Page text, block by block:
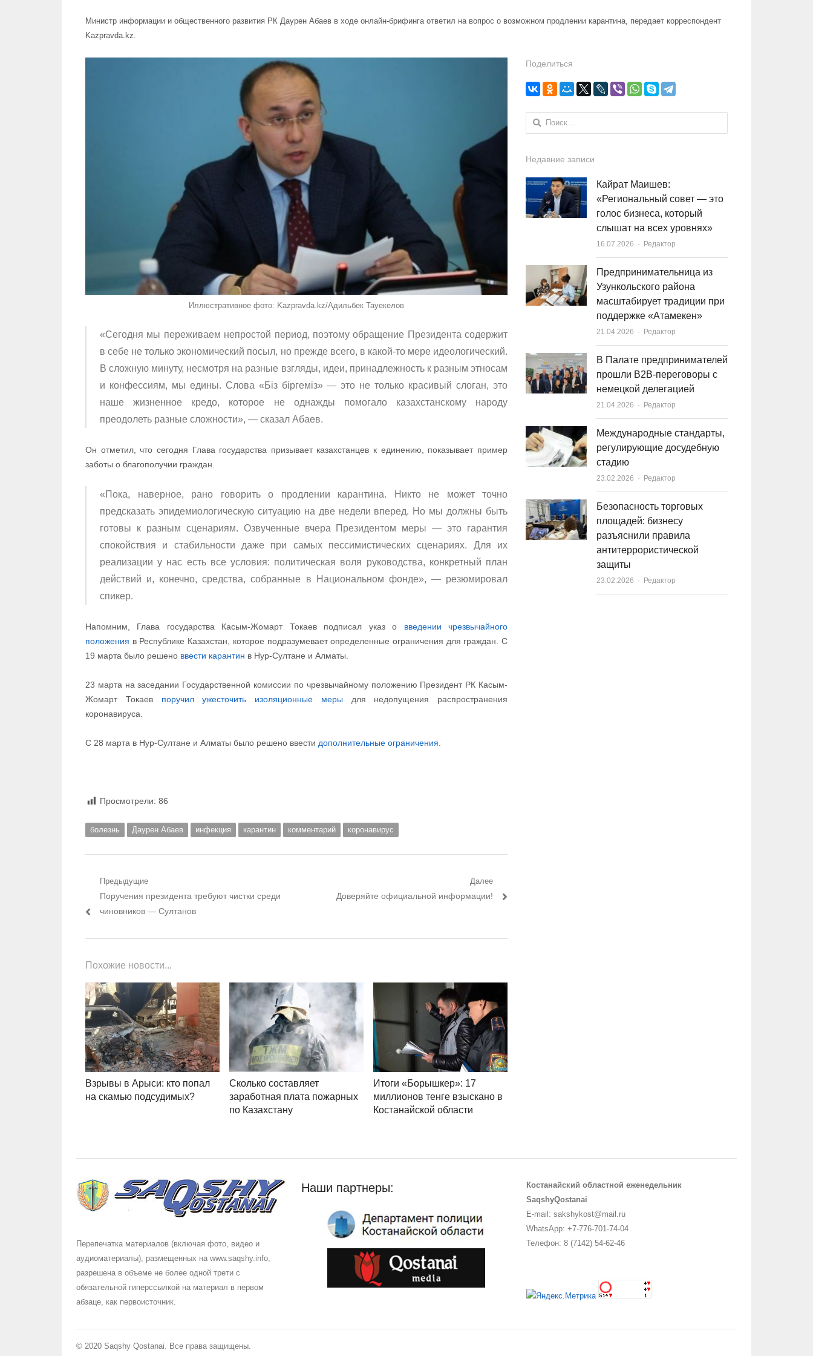
Министр информации и общественного развития РК Даурен Абаев в ходе онлайн-брифинга ответил на вопрос о возможном продлении карантина, передает корреспондент
Kazpravda.kz.
Иллюстративное фото: Kazpravda.kz/Адильбек Тауекелов
«Сегодня мы переживаем непростой период, поэтому обращение Президента содержит
в себе не только экономический посыл, но прежде всего, в какой-то мере идеологический.
В сложную минуту, несмотря на разные взгляды, идеи, принадлежность к разным этносам
и конфессиям, мы едины. Слова «Біз біргеміз» — это не только красивый слоган, это
наше жизненное кредо, которое не однажды помогало казахстанскому народу
преодолеть разные сложности», — сказал Абаев.
Он отметил, что сегодня Глава государства призывает казахстанцев к единению, показывает пример
заботы о благополучии граждан.
«Пока, наверное, рано говорить о продлении карантина. Никто не может точно
предсказать эпидемиологическую ситуацию на две недели вперед. Но мы должны быть
готовы к разным сценариям. Озвученные вчера Президентом меры — это гарантия
спокойствия и стабильности даже при самых пессимистических сценариях. Для их
реализации у нас есть все условия: политическая воля руководства, конкретный план
действий и, конечно, средства, собранные в Национальном фонде», — резюмировал
спикер.
Напомним, Глава государства Касым-Жомарт Токаев подписал указ о введении чрезвычайного
положения в Республике Казахстан, которое подразумевает определенные ограничения для граждан. С
19 марта было решено ввести карантин в Нур-Султане и Алматы.
23 марта на заседании Государственной комиссии по чрезвычайному положению Президент РК Касым-
Жомарт Токаев поручил ужесточить изоляционные меры для недопущения распространения
коронавируса.
С 28 марта в Нур-Султане и Алматы было решено ввести дополнительные ограничения.
Просмотрели: 86
болезнь Даурен Абаев инфекция карантин комментарий коронавирус
Навигация по записям
Предыдущие
Предыдущий пост:
Поручения президента требуют чистки среди
чиновников — Султанов
Далее
Следующий пост:
Доверяйте официальной информации!
Похожие новости...
Взрывы в Арыси: кто попал
на скамью подсудимых?
Сколько составляет
заработная плата пожарных
по Казахстану
Итоги «Борышкер»: 17
миллионов тенге взыскано в
Костанайской области
Поделиться
Найти:
Недавние записи
Кайрат Маишев:
«Региональный совет — это
голос бизнеса, который
слышат на всех уровнях»
16.07.2026 Author
Редактор
Предпринимательница из
Узункольского района
масштабирует традиции при
поддержке «Атамекен»
21.04.2026 Author
Редактор
В Палате предпринимателей
прошли B2B-переговоры с
немецкой делегацией
21.04.2026 Author
Редактор
Международные стандарты,
регулирующие досудебную
стадию
23.02.2026 Author
Редактор
Безопасность торговых
площадей: бизнесу
разъяснили правила
антитеррористической
защиты
23.02.2026 Author
Редактор
Перепечатка материалов (включая фото, видео и
аудиоматериалы), размещенных на www.saqshy.info,
разрешена в объеме не более одной трети с
обязательной гиперссылкой на материал в первом
абзаце, как первоисточник.
Наши партнеры:
Костанайский областной еженедельник
SaqshyQostanai
E-mail: sakshykost@mail.ru
WhatsApp: +7-776-701-74-04
Телефон: 8 (7142) 54-62-46
© 2020 Saqshy Qostanai. Все права защищены.